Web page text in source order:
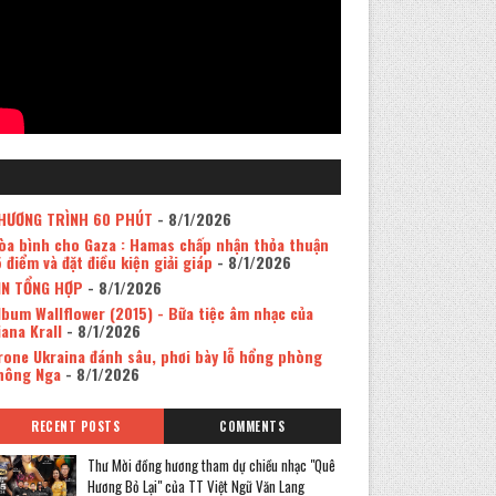
TRÌNH 60 PHÚT - 8/1/2026
bình cho Gaza : Hamas chấp nhận thỏa thuận
điểm và đặt điều kiện giải giáp - 8/1/2026
TỔNG HỢP - 8/1/2026
Wallflower (2015) - Bữa tiệc âm nhạc của
Krall- 8/1/2026
Ukraina đánh sâu, phơi bày lỗ hổng phòng
Nga- 8/1/2026
RECENT POSTS COMMENTS
Thư Mời đồng hương tham dự chiều nhạc "Quê
Hương Bỏ Lại" của TT Việt Ngữ Văn Lang